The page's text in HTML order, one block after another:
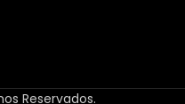
Reservados.